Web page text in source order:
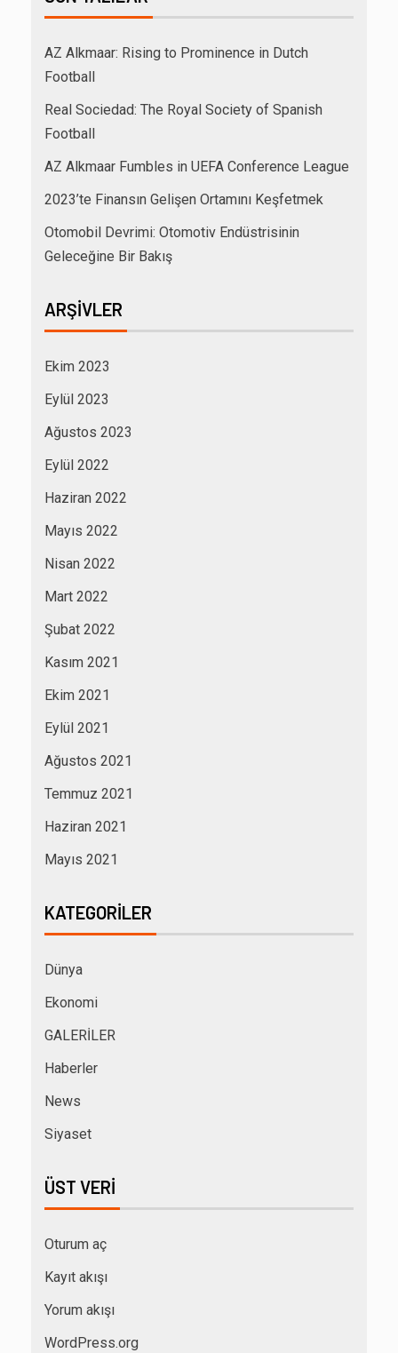
AZ Alkmaar: Rising to Prominence in Dutch
Football
Real Sociedad: The Royal Society of Spanish
Football
AZ Alkmaar Fumbles in UEFA Conference League
2023’te Finansın Gelişen Ortamını Keşfetmek
Otomobil Devrimi: Otomotiv Endüstrisinin
Geleceğine Bir Bakış
ARŞIVLER
Ekim 2023
Eylül 2023
Ağustos 2023
Eylül 2022
Haziran 2022
Mayıs 2022
Nisan 2022
Mart 2022
Şubat 2022
Kasım 2021
Ekim 2021
Eylül 2021
Ağustos 2021
Temmuz 2021
Haziran 2021
Mayıs 2021
KATEGORILER
Dünya
Ekonomi
GALERİLER
Haberler
News
Siyaset
ÜST VERI
Oturum aç
Kayıt akışı
Yorum akışı
WordPress.org